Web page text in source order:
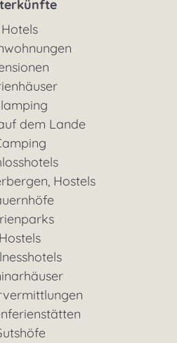
Hotels
dem Lande
Hostels
Hostels